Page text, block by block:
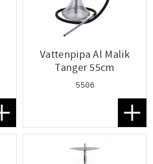
Lägg till i favoriter
Vattenpipa Al Malik
Tanger 55cm
5506